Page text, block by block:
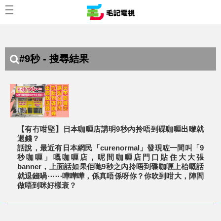
#9秒 - 搜尋結果
【有冇咁堅】日本咖喱店講明9秒內拎唔到碟咖喱出嚟就
退錢？
話說，最近有日本網民「curenormal」發現咗一間叫「9
秒咖喱」嘅咖喱店，呢間咖喱店門口貼住大大張
banner，上面話如果佢哋9秒之內拎唔到碟咖喱上枱嘅話
就退錢喎⋯⋯嘩嘩嘩，係真唔係呀你？你吹到咁大，陣間
做唔到咪好樣衰？